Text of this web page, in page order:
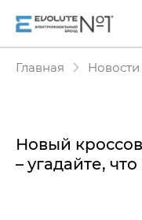
Главная Новости
Новый
– угадайте,